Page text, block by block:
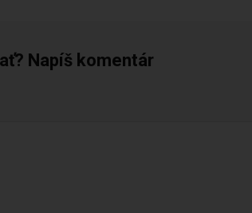
Napíš komentár